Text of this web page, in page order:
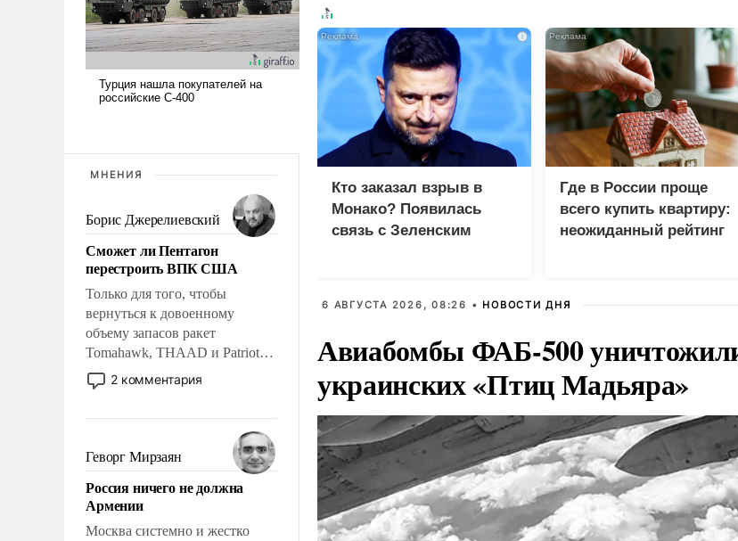
МНЕНИЯ
Борис Джерелиевский
Сможет ли Пентагон
перестроить ВПК США
Только для того, чтобы
вернуться к довоенному
объему запасов ракет
Tomahawk, THAAD и Patriot
США потребуется более трех
лет. Даже небольшая война с
Сложившаяся ситуация
означает многолетний период
уязвимости США, например,
перед Китаем.
2 комментария
Геворг Мирзаян
Россия ничего не должна
Армении
Москва системно и жестко
i
Кто заказал взрыв в
Монако? Появилась
связь с Зеленским
Где в России проще
всего купить квартиру:
неожиданный рейтинг
6 АВГУСТА 2026, 08:26 • НОВОСТИ ДНЯ
Авиабомбы ФАБ-500
украинских «Птиц Мадьяра»